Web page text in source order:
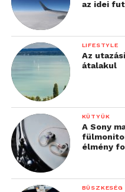
rendszerrel, a Google
támogatja Siri-t is.
kerül ez a szerkezet,
húzni a függönyt kézi
benneteket a SwitchBot
az idei
LIFESTYLE
Az
átalakul
KÜTYÜK
A Sony
élmény
BÜSZKESÉG